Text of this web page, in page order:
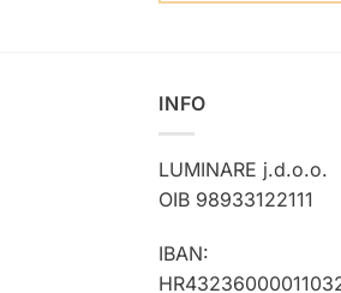
INFO
LUMINARE j.d.o.o.
OIB 98933122111
IBAN: